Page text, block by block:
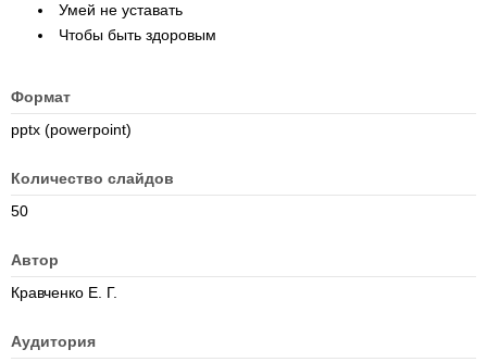
Умей не уставать
Чтобы быть здоровым
Формат
pptx (powerpoint)
Количество слайдов
50
Автор
Кравченко Е. Г.
Аудитория